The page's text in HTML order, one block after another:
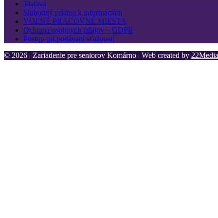
Tlačivá
Slobodný prístup k informáciám
VOĽNÉ PRACOVNÉ MIESTA
Ochrana osobných údajov – GDPR
Postup pri podávaní sťažností
© 2026 | Zariadenie pre seniorov Komárno | Web created by